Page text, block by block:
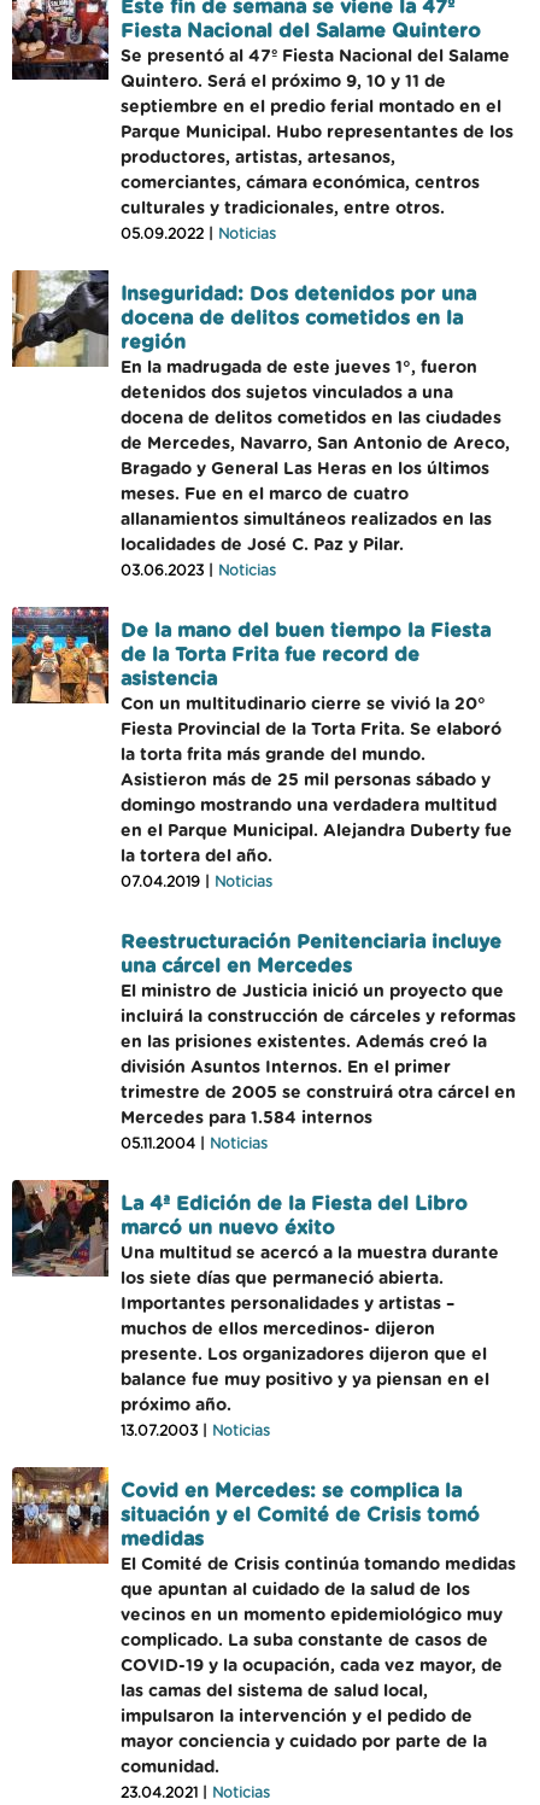
Este fin de semana se viene la 47º
Fiesta Nacional del Salame Quintero
Se presentó al 47º Fiesta Nacional del Salame
Quintero. Será el próximo 9, 10 y 11 de
septiembre en el predio ferial montado en el
Parque Municipal. Hubo representantes de los
productores, artistas, artesanos,
comerciantes, cámara económica, centros
culturales y tradicionales, entre otros.
05.09.2022 | Noticias
Inseguridad: Dos detenidos por una
docena de delitos cometidos en la
región
En la madrugada de este jueves 1°, fueron
detenidos dos sujetos vinculados a una
docena de delitos cometidos en las ciudades
de Mercedes, Navarro, San Antonio de Areco,
Bragado y General Las Heras en los últimos
meses. Fue en el marco de cuatro
allanamientos simultáneos realizados en las
localidades de José C. Paz y Pilar.
03.06.2023 | Noticias
De la mano del buen tiempo la Fiesta
de la Torta Frita fue record de
asistencia
Con un multitudinario cierre se vivió la 20°
Fiesta Provincial de la Torta Frita. Se elaboró
la torta frita más grande del mundo.
Asistieron más de 25 mil personas sábado y
domingo mostrando una verdadera multitud
en el Parque Municipal. Alejandra Duberty fue
la tortera del año.
07.04.2019 | Noticias
Reestructuración Penitenciaria incluye
una cárcel en Mercedes
El ministro de Justicia inició un proyecto que
incluirá la construcción de cárceles y reformas
en las prisiones existentes. Además creó la
división Asuntos Internos. En el primer
trimestre de 2005 se construirá otra cárcel en
Mercedes para 1.584 internos
05.11.2004 | Noticias
La 4ª Edición de la Fiesta del Libro
marcó un nuevo éxito
Una multitud se acercó a la muestra durante
los siete días que permaneció abierta.
Importantes personalidades y artistas –
muchos de ellos mercedinos- dijeron
presente. Los organizadores dijeron que el
balance fue muy positivo y ya piensan en el
próximo año.
13.07.2003 | Noticias
Covid en Mercedes: se complica la
situación y el Comité de Crisis tomó
medidas
El Comité de Crisis continúa tomando medidas
que apuntan al cuidado de la salud de los
vecinos en un momento epidemiológico muy
complicado. La suba constante de casos de
COVID-19 y la ocupación, cada vez mayor, de
las camas del sistema de salud local,
impulsaron la intervención y el pedido de
mayor conciencia y cuidado por parte de la
comunidad.
23.04.2021 | Noticias